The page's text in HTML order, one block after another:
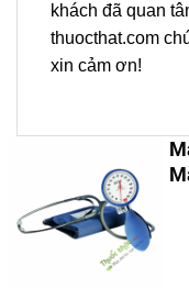
khách đã quan
thuocthat.com
xin cảm ơn!